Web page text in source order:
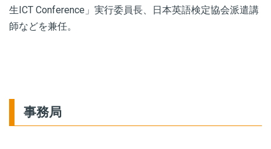
生ICT Conference」実行委員長、日本英語検定協会派遣講
師などを兼任。
事務局